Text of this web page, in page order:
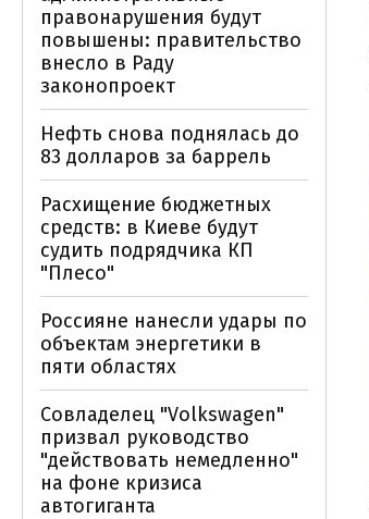
правонарушения будут
повышены: правительство
внесло в Раду
законопроект
Нефть снова поднялась до
83 долларов за баррель
Расхищение бюджетных
средств: в Киеве будут
судить подрядчика КП
"Плесо"
Россияне нанесли удары по
объектам энергетики в
пяти областях
Совладелец "Volkswagen"
призвал руководство
"действовать немедленно"
на фоне кризиса
автогиганта